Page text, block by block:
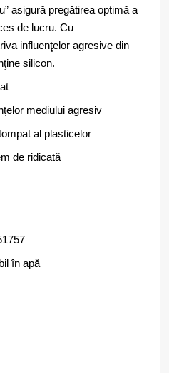
asigură pregătirea optimă a
de lucru. Cu
influenţelor agresive din
silicon.
mediului agresiv
al plasticelor
de ridicată
în apă